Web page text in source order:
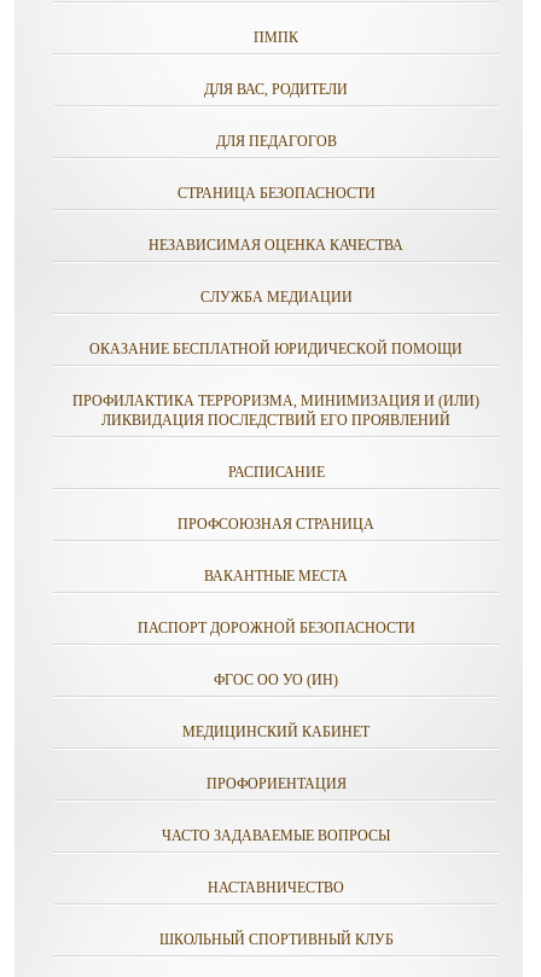
ПМПК
ДЛЯ ВАС, РОДИТЕЛИ
ДЛЯ ПЕДАГОГОВ
СТРАНИЦА БЕЗОПАСНОСТИ
НЕЗАВИСИМАЯ ОЦЕНКА КАЧЕСТВА
СЛУЖБА МЕДИАЦИИ
ОКАЗАНИЕ БЕСПЛАТНОЙ ЮРИДИЧЕСКОЙ ПОМОЩИ
ПРОФИЛАКТИКА ТЕРРОРИЗМА, МИНИМИЗАЦИЯ И (ИЛИ)
ЛИКВИДАЦИЯ ПОСЛЕДСТВИЙ ЕГО ПРОЯВЛЕНИЙ
РАСПИСАНИЕ
ПРОФСОЮЗНАЯ СТРАНИЦА
ВАКАНТНЫЕ МЕСТА
ПАСПОРТ ДОРОЖНОЙ БЕЗОПАСНОСТИ
ФГОС ОО УО (ИН)
МЕДИЦИНСКИЙ КАБИНЕТ
ПРОФОРИЕНТАЦИЯ
ЧАСТО ЗАДАВАЕМЫЕ ВОПРОСЫ
НАСТАВНИЧЕСТВО
ШКОЛЬНЫЙ СПОРТИВНЫЙ КЛУБ